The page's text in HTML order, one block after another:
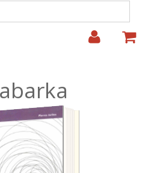
de recherche
15.00€